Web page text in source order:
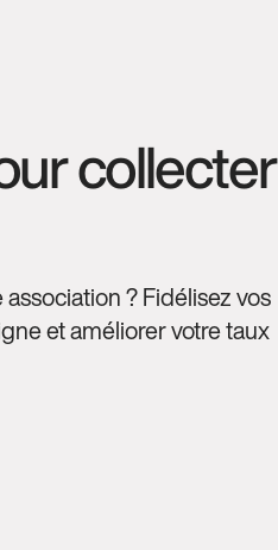
collecter
? Fidélisez vos
et améliorer votre taux